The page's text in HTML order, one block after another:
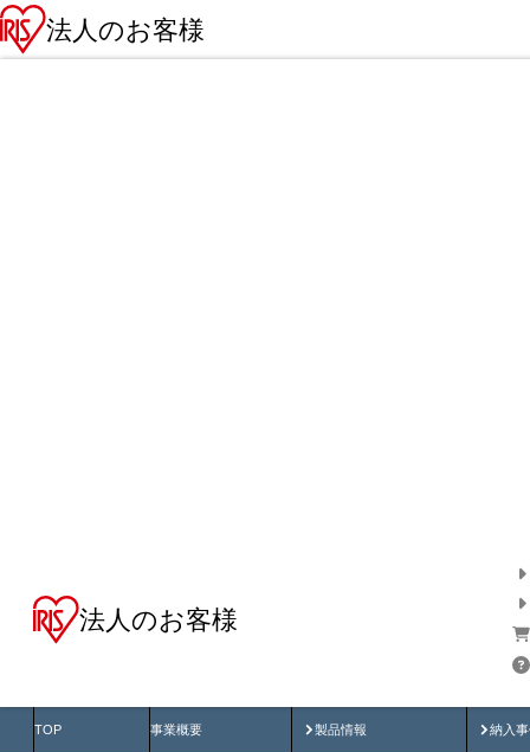
法人のお客様
法人のお客様
TOP 事業概要 製品情報
製品動画 納入
納